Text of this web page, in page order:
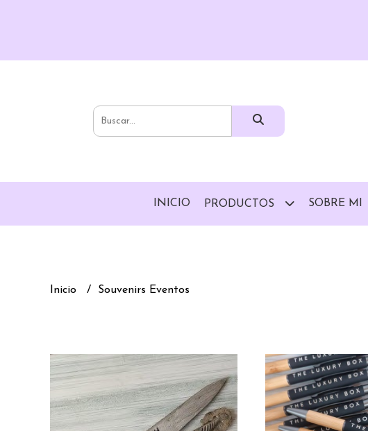
INICIO PRODUCTOS SOBRE MI
Inicio Souvenirs Eventos